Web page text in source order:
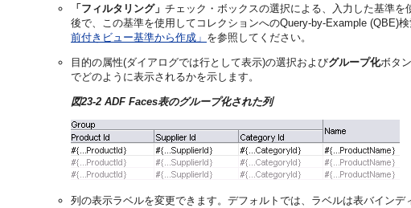
「フィルタリング」 チェック・ボックスの選択による、入力した基準
後で、この基準を使用してコレクションへのQuery-by-Example (QBE)
前付きビュー基準から作成」 を参照してください。
目的の属性(ダイアログでは行として表示)の選択およびグループ化ボタ
でどのように表示されるかを示します。
図23-2 ADF Faces表のグループ化された列
列の表示ラベルを変更できます。デフォルトでは、ラベルは表バイン